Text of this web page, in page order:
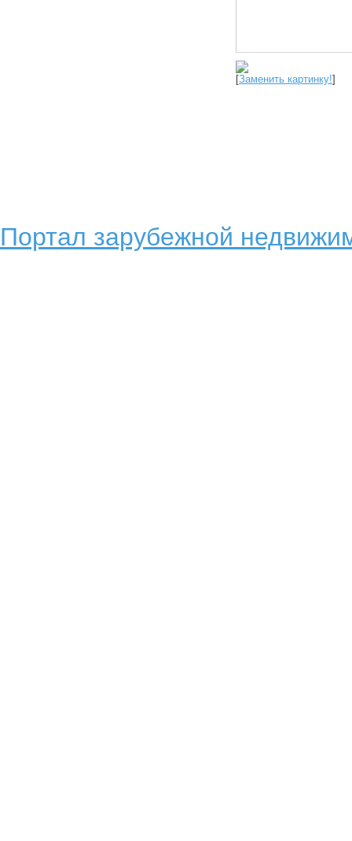
[Заменить картинку!]
Портал зарубежной